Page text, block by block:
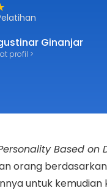
Ginanjar
profil >
Based on
orang
untuk